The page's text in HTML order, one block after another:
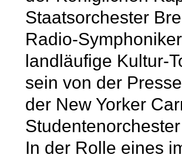
Staatsorchester
Radio-
landläufige Kultur-
sein von der
der New Yorker
In der Rolle eines